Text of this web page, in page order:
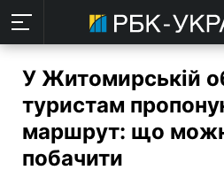
У Житомирській
туристам
маршрут: що
побачити